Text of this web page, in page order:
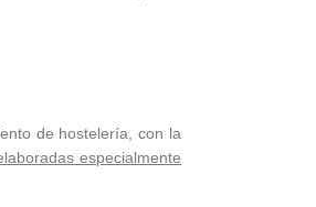
de hostelería, con la
especialmente